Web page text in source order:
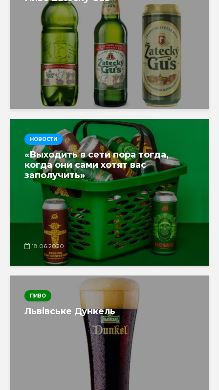
НОВОСТИ
«Выходить в сети пора тогда,
когда они сами хотят вас
заполучить»
18.06.2020
ПИВО
Львівське Дункель